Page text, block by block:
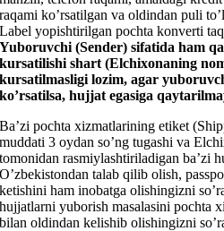
raqami ko’rsatilgan va oldindan puli
Label yopishtirilgan pochta konverti
Yuboruvchi (Sender) sifatida ham
kursatilishi shart (Elchixonaning
kursatilmasligi lozim, agar
ko’rsatilsa, hujjat egasiga
Ba’zi pochta xizmatlarining etiket
muddati 3 oydan so’ng tugashi va
tomonidan rasmiylashtiriladigan ba’zi
O’zbekistondan talab qilib olish,
ketishini ham inobatga olishingizni
hujjatlarni yuborish masalasini pochta
bilan oldindan kelishib olishingizni